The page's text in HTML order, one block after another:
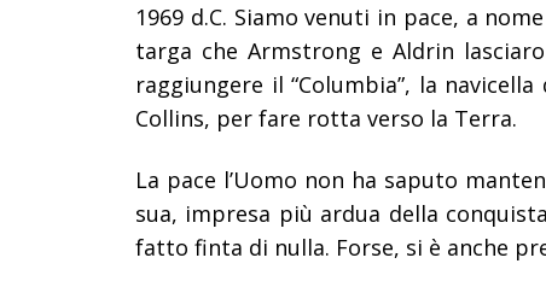
1969 d.C. Siamo venuti in pace, a
targa che Armstrong e Aldrin
raggiungere il “Columbia”, la
Collins, per fare rotta verso la Terra.
La pace l’Uomo non ha saputo
sua, impresa più ardua della
fatto finta di nulla. Forse, si è anche